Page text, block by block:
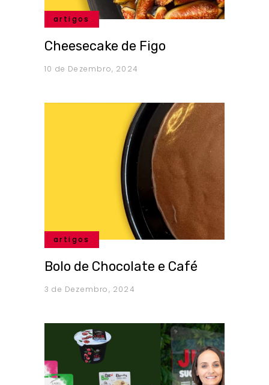
artigos
Cheesecake de Figo
10 de Dezembro, 2024
artigos
Bolo de Chocolate e Café
3 de Dezembro, 2024